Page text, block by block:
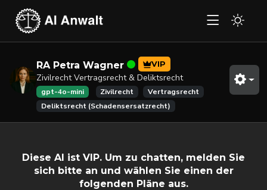
RA Petra Wagner VIP
Zivilrecht Vertragsrecht & Deliktsrecht
gpt-4o-mini Zivilrecht
Vertragsrecht
Deliktsrecht (Schadensersatzrecht)
Diese AI ist VIP. Um zu chatten, melden Sie
sich bitte an und wählen Sie einen der
folgenden Pläne aus.